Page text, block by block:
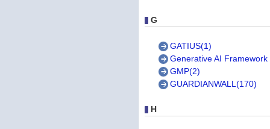
G
GATIUS(1)
Generative AI
GMP(2)
GUARDIANWALL(170)
H